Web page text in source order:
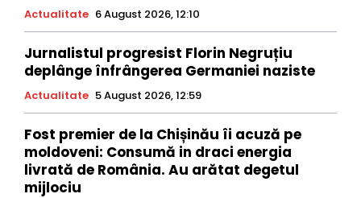
Actualitate 6 August 2026, 12:10
Jurnalistul progresist Florin Negruțiu
deplânge înfrângerea Germaniei naziste
Actualitate 5 August 2026, 12:59
Fost premier de la Chișinău îi acuză pe
moldoveni: Consumă in draci energia
livrată de România. Au arătat degetul
mijlociu